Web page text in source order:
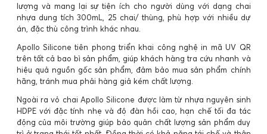
lượng và mang lại sự tiện ích cho người dùng với dạng chai
nhựa dung tích 300mL, 25 chai/ thùng, phù hợp với nhiều dự
án, đặc thù công trình khác nhau.
Apollo Silicone tiên phong triển khai công nghệ in mã UV QR
trên tất cả bao bì sản phẩm, giúp khách hàng tra cứu nhanh và
hiệu quả nguồn gốc sản phẩm, đảm bảo mua sản phẩm chính
hãng, tránh mua phải hàng giả kém chất lượng.
Ngoài ra vỏ chai Apollo Silicone được làm từ nhựa nguyên sinh
HDPE với đặc tính nhẹ và độ đàn hồi cao, hạn chế tối đa tác
động của môi trường giúp bảo quản chất lượng sản phẩm duy